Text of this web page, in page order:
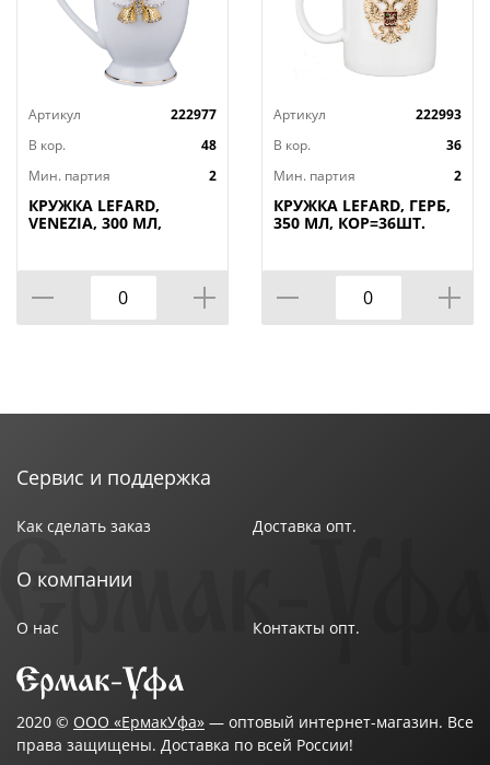
Артикул
222977
В кор.
48
Мин. партия
2
КРУЖКА LEFARD,
VENEZIA, 300 МЛ,
Артикул
222993
В кор.
36
Мин. партия
2
КРУЖКА LEFARD, ГЕРБ,
350 МЛ, КОР=36ШТ.
Сервис и поддержка
Как сделать заказ Доставка опт.
О компании
О нас Контакты опт.
2020 © ООО «ЕрмакУфа» — оптовый интернет-магазин. Все
права защищены. Доставка по всей России!